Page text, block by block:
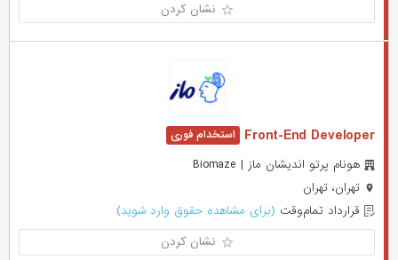
نشان کردن
Front-End Developer
هونام پرتو اندیشان ماز | Biomaze
تهران، تهران
قرارداد تمام‌وقت (برای مشاهده حقوق وارد شوید)
نشان کردن